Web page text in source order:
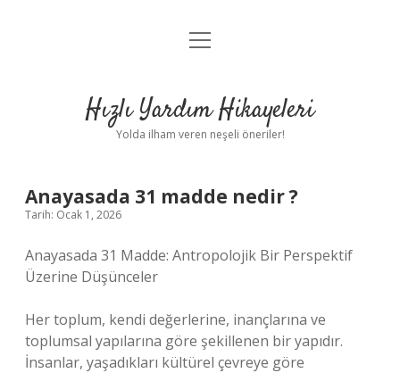
Anasayfa
Yasal Uyarı
menüyü
Hızlı Yardım Hikayeleri
Yolda ilham veren neşeli öneriler!
Anayasada 31 madde nedir ?
Tarih: Ocak 1, 2026
Anayasada 31 Madde: Antropolojik Bir Perspektif
Üzerine Düşünceler
Her toplum, kendi değerlerine, inançlarına ve
toplumsal yapılarına göre şekillenen bir yapıdır.
İnsanlar, yaşadıkları kültürel çevreye göre